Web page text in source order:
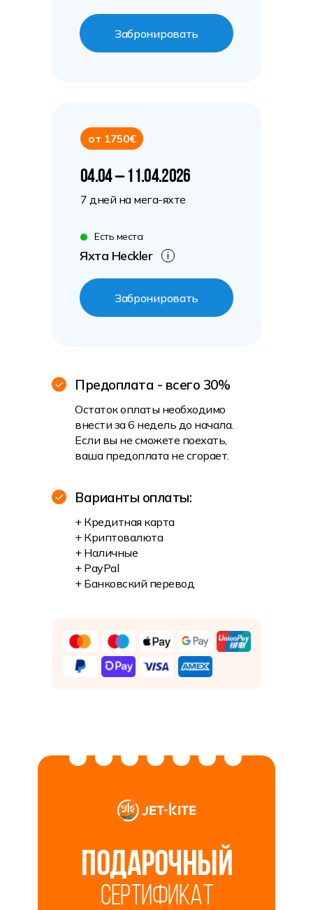
Предоплата - всего 30%
Остаток оплаты необходимо
внести за 6 недель до начала.
Если вы не сможете поехать,
ваша предоплата не сгорает.
+ Кредитная карта
+ Криптовалюта
+ Наличные
+ PayPal
+ Банковский перевод
Варианты оплаты:
Забронировать
Забронировать
04.04 – 11.04.2026
Есть места
7 дней на мега-яхте
от 1750€
Яхта Heckler i
Подарочный
сертификат